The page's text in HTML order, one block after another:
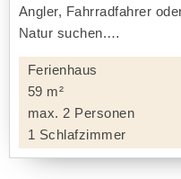
Angler, Fahrradfahrer
Natur suchen.
Ferienhaus
59 m²
max. 2 Personen
1 Schlafzimmer